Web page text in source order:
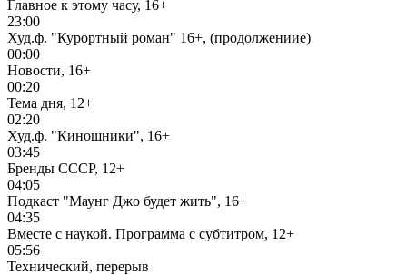
Главное к этому часу, 16+
23:00
Худ.ф. "Курортный роман" 16+, (продолжениие)
00:00
Новости, 16+
00:20
Тема дня, 12+
02:20
Худ.ф. "Киношники", 16+
03:45
Бренды СССР, 12+
04:05
Подкаст "Маунг Джо будет жить", 16+
04:35
Вместе с наукой. Программа с субтитром, 12+
05:56
Технический, перерыв